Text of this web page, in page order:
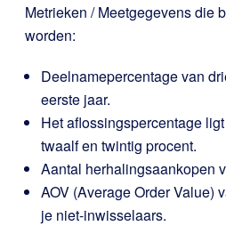
Metrieken / Meetgegevens die
worden:
Deelnamepercentage van
eerste jaar.
Het aflossingspercentage
twaalf en twintig procent.
Aantal herhalingsaankopen
AOV (Average Order Value)
je niet-inwisselaars.